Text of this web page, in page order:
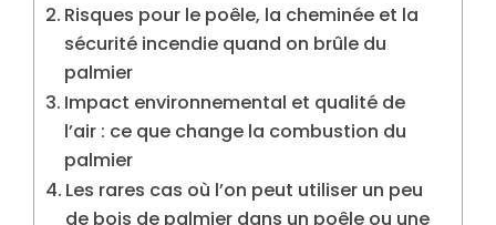
Risques pour le poêle, la cheminée et la
sécurité incendie quand on brûle du
palmier
Impact environnemental et qualité de
l’air : ce que change la combustion du
palmier
Les rares cas où l’on peut utiliser un peu
de bois de palmier dans un poêle ou une